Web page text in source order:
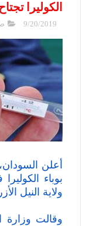
الكوليرا
9/20/2019
أعلن
ولاية النيل
وقالت وزارة